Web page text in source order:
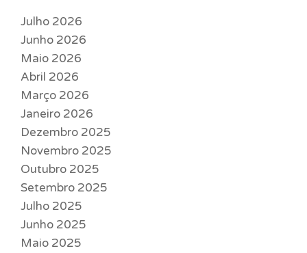
Julho 2026
Junho 2026
Maio 2026
Abril 2026
Março 2026
Janeiro 2026
Dezembro 2025
Novembro 2025
Outubro 2025
Setembro 2025
Julho 2025
Junho 2025
Maio 2025